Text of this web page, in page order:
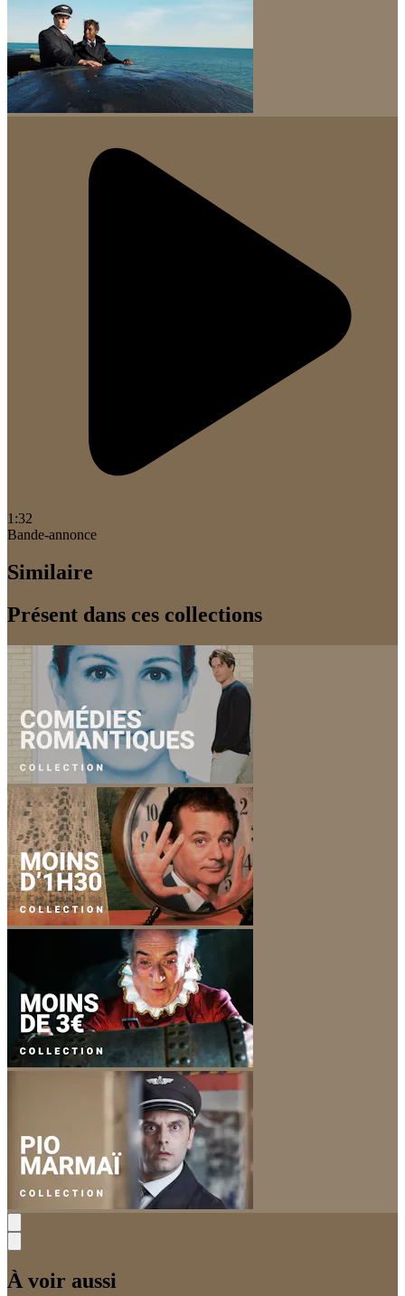
1:32
Bande-annonce
Similaire
Présent dans ces collections
À voir aussi